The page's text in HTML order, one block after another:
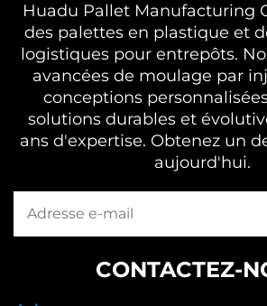
Huadu Pallet Manufacturing
des palettes en plastique et
logistiques pour entrepôts.
avancées de moulage par
conceptions
solutions durables et
ans d'expertise. Obtenez un
aujourd'hui.
CONTACTEZ-